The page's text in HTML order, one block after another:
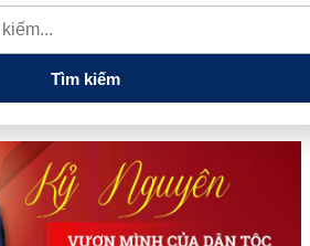
nghệ cao tại Đồng Nai
Từ hệ sinh
năng lượng: T&T Group đang tạo
Tìm kiếm